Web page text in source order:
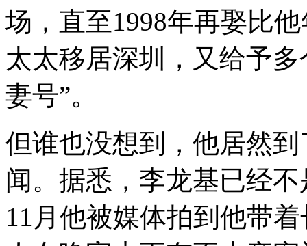
场，直至1998年再娶比
太太移居深圳，又给予
妻号”。
但谁也没想到，他居然
闻。据悉，李龙基已经
11月他被媒体拍到他带